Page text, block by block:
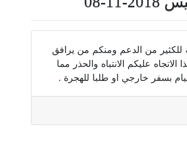
للكثير من الدعم ومنكم من يرافق
عليكم الانتباه والحذر مما
بسفر خارجي او طلبا للهجرة .